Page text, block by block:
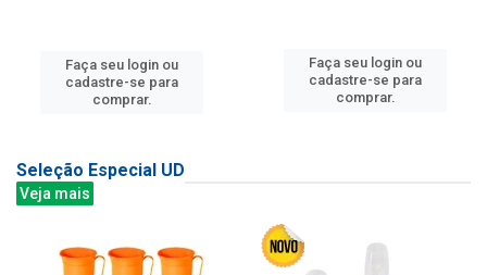
Faça seu login ou
cadastre-se para
comprar.
Faça seu login ou
cadastre-se para
comprar.
Seleção Especial UD
Veja mais